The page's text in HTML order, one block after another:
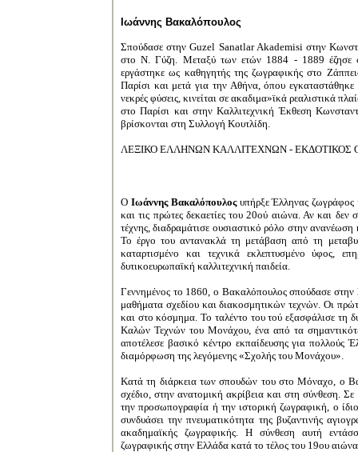
Ιωάννης Βακαλόπουλος
Σπούδασε στην Guzel Sanatlar Akademisi στην
στο Ν. Γύζη. Μεταξύ των ετών 1884 - 1889 έζησε
εργάστηκε ως καθηγητής της ζωγραφικής στο
Παρίσι και μετά για την Αθήνα, όπου
νεκρές φύσεις, κινείται σε ακαδιμα»ϊκά ρεαλιστικά
στο Παρίσι και στην Καλλιτεχνική Έκθεση
βρίσκονται στη Συλλογή Κουτλίδη.
ΛΕΞΙΚΟ ΕΛΛΗΝΩΝ ΚΑΛΛΙΤΕΧΝΩΝ - ΕΚΔΟΤΙΚΟΣ
O Ιωάννης Βακαλόπουλοςυπήρξε Έλληνας ζωγράφος
και τις πρώτες δεκαετίες του 20ού αιώνα. Αν και δεν
τέχνης, διαδραμάτισε ουσιαστικό ρόλο στην
Το έργο του αντανακλά τη μετάβαση από τη
καταρτισμένο και τεχνικά εκλεπτυσμένο ύφος,
δυτικοευρωπαϊκή καλλιτεχνική παιδεία.
Γεννημένος το 1860, ο Βακαλόπουλος σπούδασε στην
μαθήματα σχεδίου και διακοσμητικών τεχνών. Οι
και στο κόσμημα. Το ταλέντο του τού εξασφάλισε τη
Καλών Τεχνών του Μονάχου, ένα από τα
αποτέλεσε βασικό κέντρο εκπαίδευσης για πολλούς
διαμόρφωση της λεγόμενης «Σχολής του Μονάχου».
Κατά τη διάρκεια των σπουδών του στο Μόναχο, ο
σχέδιο, στην ανατομική ακρίβεια και στη σύνθεση.
την προσωπογραφία ή την ιστορική ζωγραφική, ο
συνδυάσει την πνευματικότητα της βυζαντινής
ακαδημαϊκής ζωγραφικής. Η σύνθεση αυτή
ζωγραφικής στην Ελλάδα κατά το τέλος του 19ου